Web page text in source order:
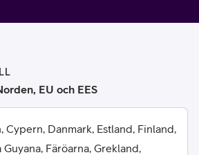
EU och EES
Cypern, Danmark, Estland, Finland,
Färöarna, Grekland,